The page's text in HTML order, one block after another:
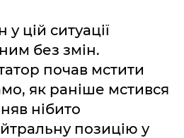
цій ситуації
без змін.
почав мстити
як раніше мстився
нібито
позицію у